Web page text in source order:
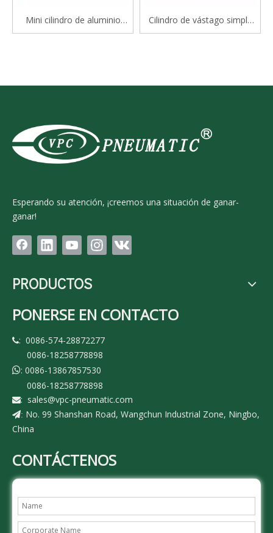
Mini cilindro de aluminio
serie Mal
Cilindro de vástago simple
estándar de doble efecto
Esperando su atención, ¡creemos una situación de ganar-
ganar!
PRODUCTOS
PONERSE EN CONTACTO
: 0086-574-28872277
0086-18258778898
: 0086-13867857530
0086-18258778898
: sales@vpc-pneumatic.com
: No. 99 Shanshan Road, Wangchun Industrial Zone, Ningbo,
China
CONTÁCTENOS